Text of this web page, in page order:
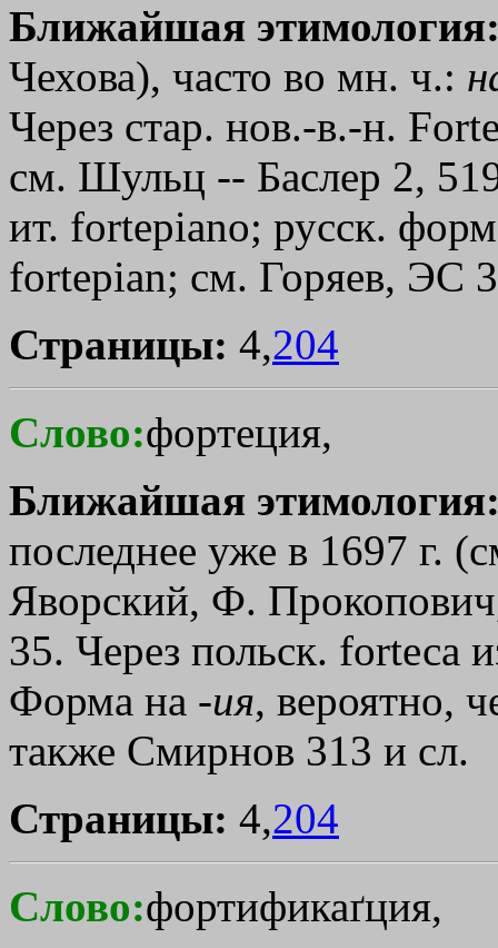
Ближайшая
Чехова), часто во мн. ч.:
Через стар. нов.-в.-н.
см. Шульц -- Баслер 2,
ит. fоrtерiаnо; русск.
fortepian; см. Горяев, ЭС
Страницы: 4,204
Слово:фортеция,
Ближайшая
последнее уже в 1697 г.
Яворский, Ф.
35. Через польск. fоrtеса
Форма на -ия, вероятно,
также Смирнов 313 и сл.
Страницы: 4,204
Слово:фортификаґция,